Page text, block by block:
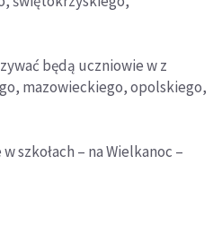
będą uczniowie w z
mazowieckiego, opolskiego,
szkołach – na Wielkanoc –